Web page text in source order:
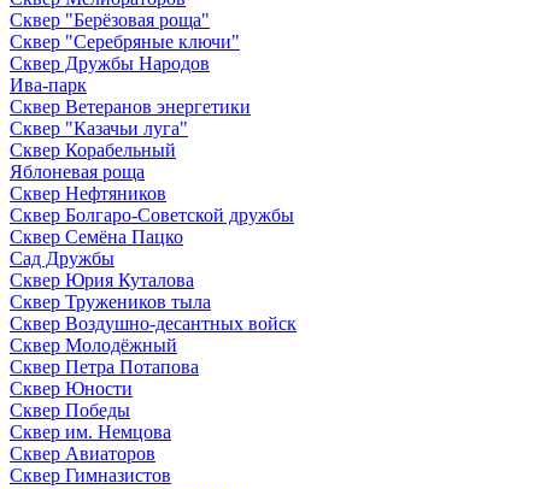
Сквер "Берёзовая роща"
Сквер "Серебряные ключи"
Сквер Дружбы Народов
Ива-парк
Сквер Ветеранов энергетики
Сквер "Казачьи луга"
Сквер Корабельный
Яблоневая роща
Сквер Нефтяников
Сквер Болгаро-Советской дружбы
Сквер Семёна Пацко
Сад Дружбы
Сквер Юрия Куталова
Сквер Тружеников тыла
Сквер Воздушно-десантных войск
Сквер Молодёжный
Сквер Петра Потапова
Сквер Юности
Сквер Победы
Сквер им. Немцова
Сквер Авиаторов
Сквер Гимназистов